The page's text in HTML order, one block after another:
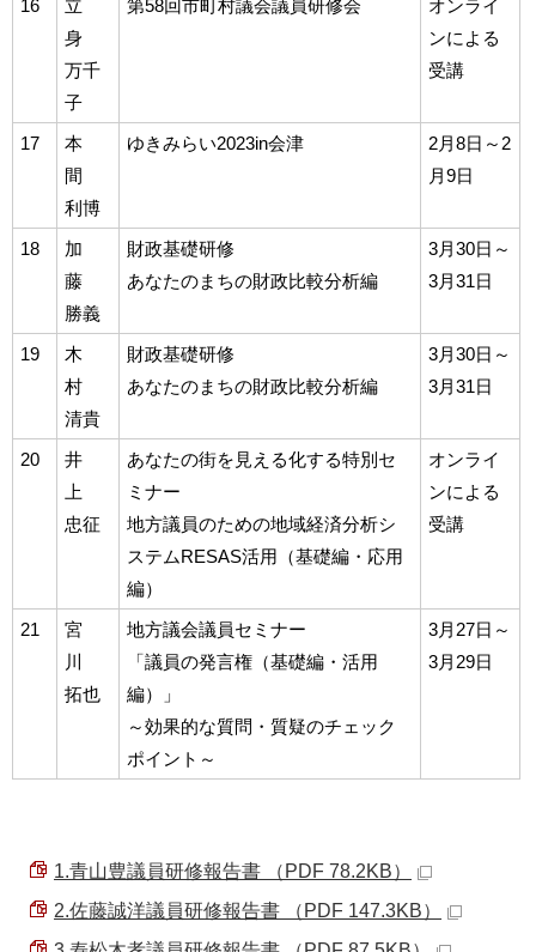
16
立
身
万千
子
第58回市町村議会議員研修会
オンライ
ンによる
受講
17
本
間
利博
ゆきみらい2023in会津
2月8日～2
月9日
18
加
藤
勝義
財政基礎研修
あなたのまちの財政比較分析編
3月30日～
3月31日
19
木
村
清貴
財政基礎研修
あなたのまちの財政比較分析編
3月30日～
3月31日
20
井
上
忠征
あなたの街を見える化する特別セ
ミナー
地方議員のための地域経済分析シ
ステムRESAS活用（基礎編・応用
編）
オンライ
ンによる
受講
21
宮
川
拓也
地方議会議員セミナー
「議員の発言権（基礎編・活用
編）」
～効果的な質問・質疑のチェック
ポイント～
3月27日～
3月29日
1.青山豊議員研修報告書 （PDF 78.2KB）
2.佐藤誠洋議員研修報告書 （PDF 147.3KB）